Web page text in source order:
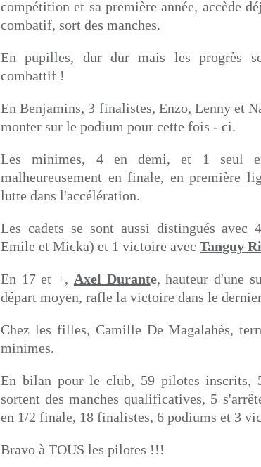
compétition et sa première année, accède
combatif, sort des manches.
En pupilles, dur dur mais les progrès
combattif !
En Benjamins, 3 finalistes, Enzo, Lenny et
monter sur le podium pour cette fois - ci.
Les minimes, 4 en demi, et 1 seul
malheureusement en finale, en première
lutte dans l'accélération.
Les cadets se sont aussi distingués avec
Emile et Micka) et 1 victoire avec Tanguy
En 17 et +, Axel Durante, hauteur d'une
départ moyen, rafle la victoire dans le
Chez les filles, Camille De Magalahès,
minimes.
En bilan pour le club, 59 pilotes inscrits,
sortent des manches qualificatives, 5
en 1/2 finale, 18 finalistes, 6 podiums et 3
Bravo à TOUS les pilotes !!!